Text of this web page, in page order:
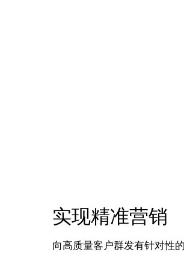
实现精准营销
向高质量客户群发有针对性